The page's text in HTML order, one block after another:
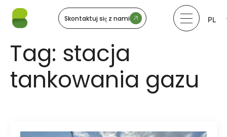
Skontaktuj się z nami
PL
Tag: stacja
tankowania gazu